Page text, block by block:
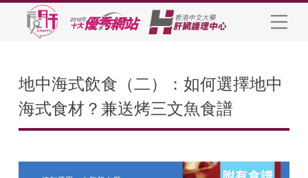
地中海式飲食（二）：如何選擇地中
海式食材？兼送烤三文魚食譜